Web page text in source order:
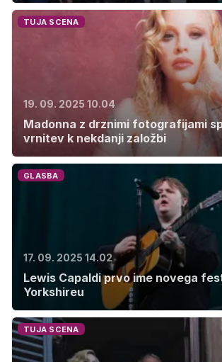
TUJA SCENA
19. 09. 2025 10.04
Madonna z drznimi fotografijami
vrnitev k nekdanji založbi
GLASBA
17. 09. 2025 14.02
Lewis Capaldi prvo ime novega
Yorkshireu
TUJA SCENA